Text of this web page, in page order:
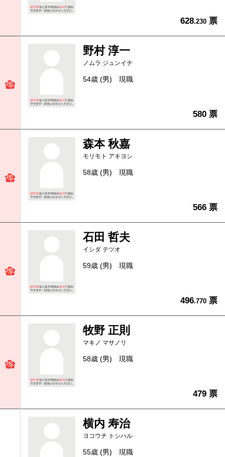
628.230 票
野村 淳一
ノムラ ジュンイチ
54歳 (男) 現職
580 票
森本 秋嘉
モリモト アキヨシ
58歳 (男) 現職
566 票
石田 哲夫
イシダ テツオ
59歳 (男) 現職
496.770 票
牧野 正則
マキノ マサノリ
58歳 (男) 現職
479 票
横内 寿治
ヨコウチ トシハル
55歳 (男) 現職